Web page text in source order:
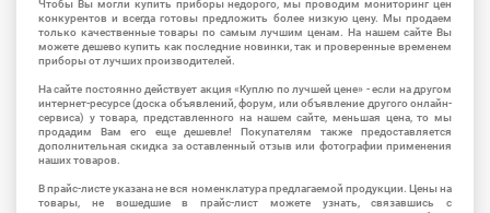
Чтобы Вы могли купить приборы недорого, мы проводим мониторинг цен
конкурентов и всегда готовы предложить более низкую цену. Мы продаем
только качественные товары по самым лучшим ценам. На нашем сайте Вы
можете дешево купить как последние новинки, так и проверенные временем
приборы от лучших производителей.
На сайте постоянно действует акция «Куплю по лучшей цене» - если на другом
интернет-ресурсе (доска объявлений, форум, или объявление другого онлайн-
сервиса) у товара, представленного на нашем сайте, меньшая цена, то мы
продадим Вам его еще дешевле! Покупателям также предоставляется
дополнительная скидка за оставленный отзыв или фотографии применения
наших товаров.
В прайс-листе указана не вся номенклатура предлагаемой продукции. Цены на
товары, не вошедшие в прайс-лист можете узнать, связавшись с